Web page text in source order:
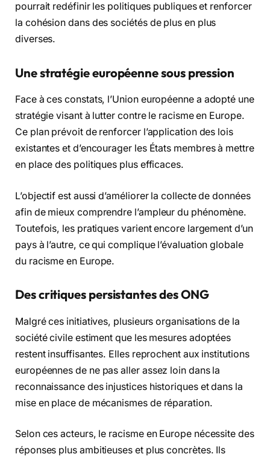
pourrait redéfinir les politiques publiques et renforcer
la cohésion dans des sociétés de plus en plus
diverses.
Une stratégie européenne sous pression
Face à ces constats, l’Union européenne a adopté une
stratégie visant à lutter contre le racisme en Europe.
Ce plan prévoit de renforcer l’application des lois
existantes et d’encourager les États membres à mettre
en place des politiques plus efficaces.
L’objectif est aussi d’améliorer la collecte de données
afin de mieux comprendre l’ampleur du phénomène.
Toutefois, les pratiques varient encore largement d’un
pays à l’autre, ce qui complique l’évaluation globale
du racisme en Europe.
Des critiques persistantes des ONG
Malgré ces initiatives, plusieurs organisations de la
société civile estiment que les mesures adoptées
restent insuffisantes. Elles reprochent aux institutions
européennes de ne pas aller assez loin dans la
reconnaissance des injustices historiques et dans la
mise en place de mécanismes de réparation.
Selon ces acteurs, le racisme en Europe nécessite des
réponses plus ambitieuses et plus concrètes. Ils